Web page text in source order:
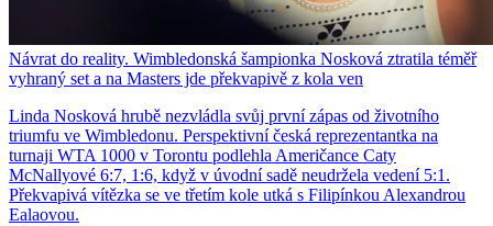
Návrat do reality. Wimbledonská šampionka Nosková ztratila téměř
vyhraný set a na Masters jde překvapivě z kola ven
Linda Nosková hrubě nezvládla svůj první zápas od životního
triumfu ve Wimbledonu. Perspektivní česká reprezentantka na
turnaji WTA 1000 v Torontu podlehla Američance Caty
McNallyové 6:7, 1:6, když v úvodní sadě neudržela vedení 5:1.
Překvapivá vítězka se ve třetím kole utká s Filipínkou Alexandrou
Ealaovou.